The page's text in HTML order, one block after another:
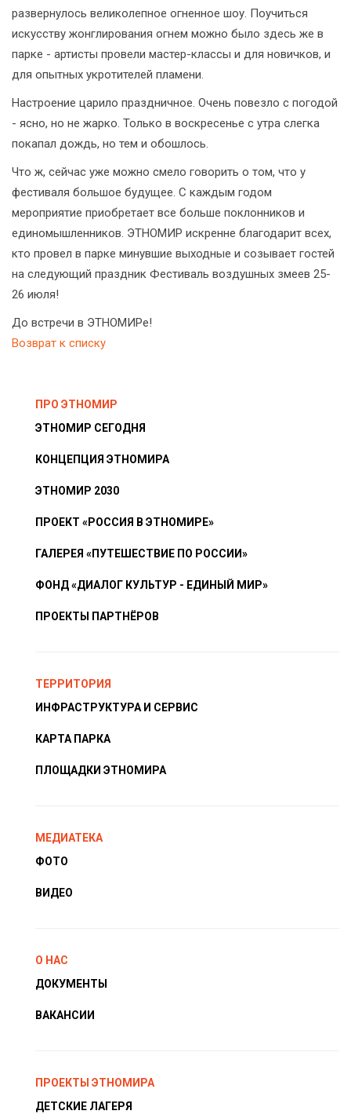
развернулось великолепное огненное шоу. Поучиться
искусству жонглирования огнем можно было здесь же в
парке - артисты провели мастер-классы и для новичков, и
для опытных укротителей пламени.
Настроение царило праздничное. Очень повезло с погодой
- ясно, но не жарко. Только в воскресенье с утра слегка
покапал дождь, но тем и обошлось.
Что ж, сейчас уже можно смело говорить о том, что у
фестиваля большое будущее. С каждым годом
мероприятие приобретает все больше поклонников и
единомышленников. ЭТНОМИР искренне благодарит всех,
кто провел в парке минувшие выходные и созывает гостей
на следующий праздник Фестиваль воздушных змеев 25-
26 июля!
До встречи в ЭТНОМИРе!
Возврат к списку
ПРО ЭТНОМИР
ЭТНОМИР СЕГОДНЯ
КОНЦЕПЦИЯ ЭТНОМИРА
ЭТНОМИР 2030
ПРОЕКТ «РОССИЯ В ЭТНОМИРЕ»
ГАЛЕРЕЯ «ПУТЕШЕСТВИЕ ПО РОССИИ»
ФОНД «ДИАЛОГ КУЛЬТУР - ЕДИНЫЙ МИР»
ПРОЕКТЫ ПАРТНЁРОВ
ТЕРРИТОРИЯ
ИНФРАСТРУКТУРА И СЕРВИС
КАРТА ПАРКА
ПЛОЩАДКИ ЭТНОМИРА
МЕДИАТЕКА
ФОТО
ВИДЕО
О НАС
ДОКУМЕНТЫ
ВАКАНСИИ
ПРОЕКТЫ ЭТНОМИРА
ДЕТСКИЕ ЛАГЕРЯ